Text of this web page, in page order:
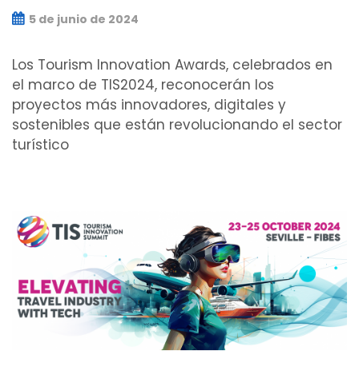
5 de junio de 2024
Los Tourism Innovation Awards, celebrados en
el marco de TIS2024, reconocerán los
proyectos más innovadores, digitales y
sostenibles que están revolucionando el sector
turístico